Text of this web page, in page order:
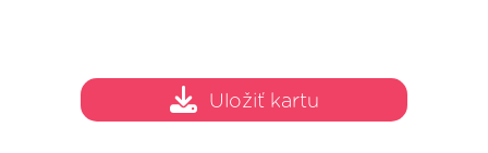
Uložiť kartu